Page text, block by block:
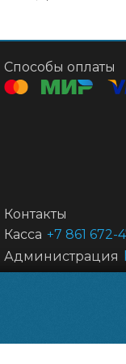
Способы оплаты
Контакты
Касса +7 861 672-
Администрация